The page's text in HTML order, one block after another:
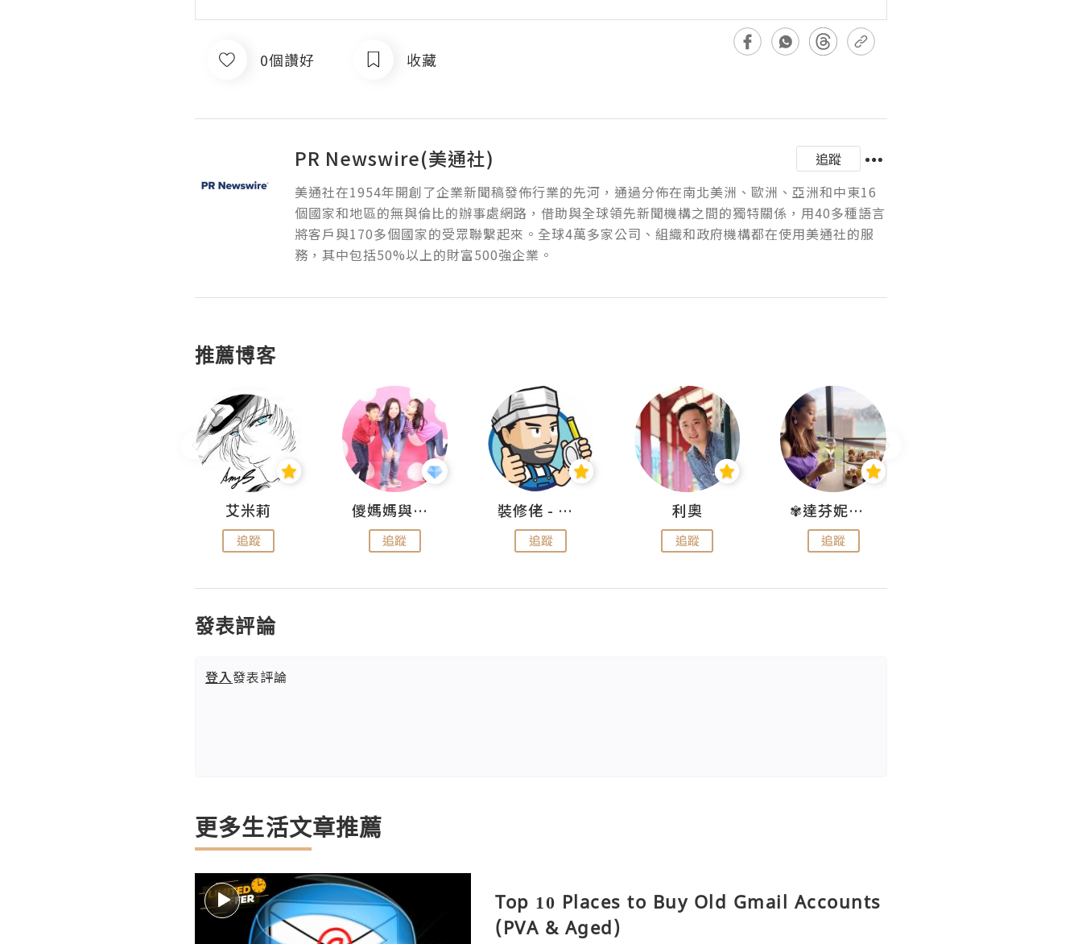
0個讚好 收藏
PR Newswire(美通社)
追蹤
美通社在1954年開創了企業新聞稿發佈行業的先河，通過分佈在南北美洲、歐洲、亞洲和中東16
個國家和地區的無與倫比的辦事處網路，借助與全球領先新聞機構之間的獨特關係，用40多種語言
將客戶與170多個國家的受眾聯繫起來。全球4萬多家公司、組織和政府機構都在使用美通社的服
務，其中包括50%以上的財富500強企業。
推薦博客
艾米莉
追蹤
儍媽媽與兩隻小魔怪之家
追蹤
裝修佬 - 香港一站式網上裝修平台
追蹤
利奧
追蹤
✾達芬妮•愛孩子•愛生活✾
追蹤
發表評論
登入發表評論
更多生活文章推薦
Top 10 Places to Buy Old Gmail Accounts
(PVA & Aged)